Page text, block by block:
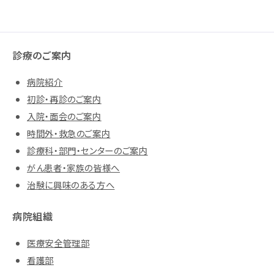
診療のご案内
病院紹介
初診・再診のご案内
入院・面会のご案内
時間外・救急のご案内
診療科・部門・センターのご案内
がん患者・家族の皆様へ
治験に興味のある方へ
病院組織
医療安全管理部
看護部